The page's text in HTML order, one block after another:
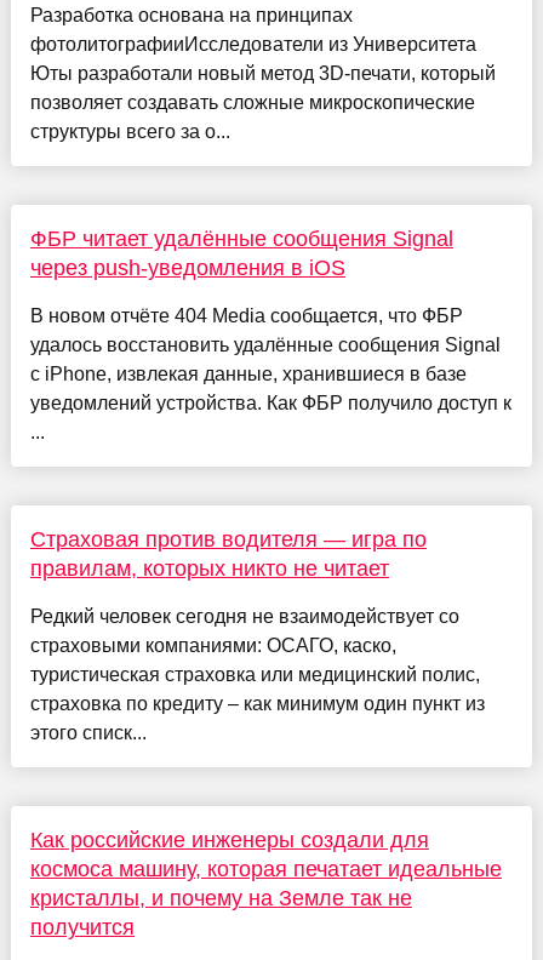
Разработка основана на принципах
фотолитографииИсследователи из Университета
Юты разработали новый метод 3D-печати, который
позволяет создавать сложные микроскопические
структуры всего за о...
ФБР читает удалённые сообщения Signal
через push-уведомления в iOS
В новом отчёте 404 Media сообщается, что ФБР
удалось восстановить удалённые сообщения Signal
с iPhone, извлекая данные, хранившиеся в базе
уведомлений устройства. Как ФБР получило доступ к
...
Страховая против водителя — игра по
правилам, которых никто не читает
Редкий человек сегодня не взаимодействует со
страховыми компаниями: ОСАГО, каско,
туристическая страховка или медицинский полис,
страховка по кредиту – как минимум один пункт из
этого списк...
Как российские инженеры создали для
космоса машину, которая печатает идеальные
кристаллы, и почему на Земле так не
получится